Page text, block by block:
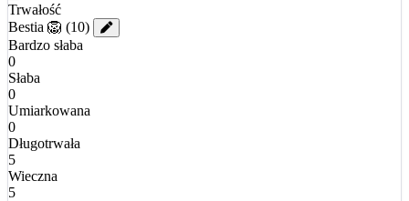
Trwałość
Bestia 🦁 (10)
Bardzo słaba
0
Słaba
0
Umiarkowana
0
Długotrwała
5
Wieczna
5